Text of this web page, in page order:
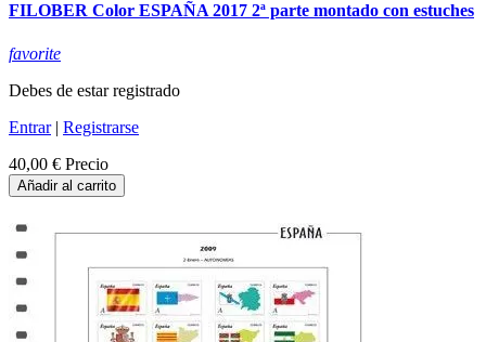
FILOBER Color ESPAÑA 2017 2ª parte montado con estuches
favorite
Debes de estar registrado
Entrar| Registrarse
40,00 € Precio
Añadir al carrito